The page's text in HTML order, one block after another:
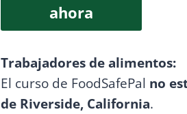
ahora
Trabajadores de alimentos:
El curso de FoodSafePal no
de Riverside, California.